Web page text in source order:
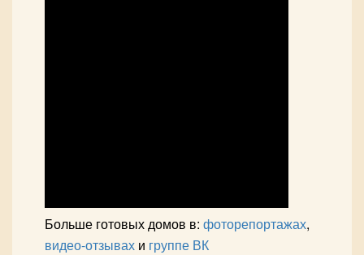
Больше готовых домов в: фоторепортажах,
видео-отзывах и группе ВК